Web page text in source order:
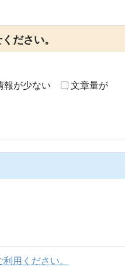
ださい。
報が少ない
文章量が
用ください。